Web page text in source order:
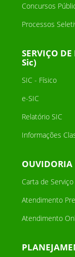
Concursos
Processos
SERVIÇO
Sic)
SIC - Físico
e-SIC
Relatório SIC
Informações
OUVIDORIA
Carta de Serviço
Atendimento
Atendimento